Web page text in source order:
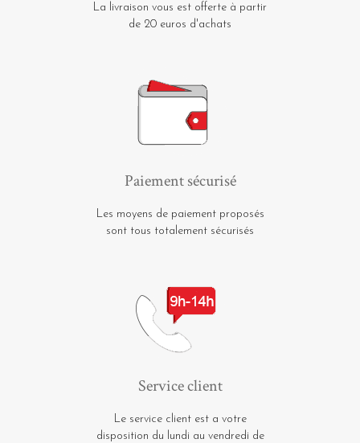
La livraison vous est offerte à partir
de 20 euros d'achats
Paiement sécurisé
Les moyens de paiement proposés
sont tous totalement sécurisés
Service client
Le service client est a votre
disposition du lundi au vendredi de